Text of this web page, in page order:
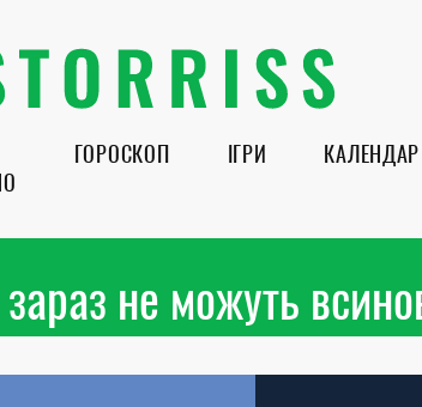
ГОРОСКОП ІГРИ КАЛЕНДАР
не можуть